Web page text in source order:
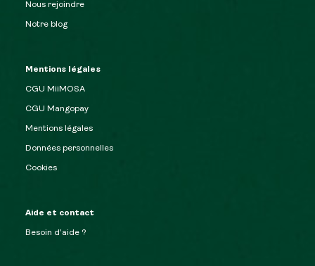
Nous rejoindre
Notre blog
Mentions légales
CGU MiiMOSA
CGU Mangopay
Mentions légales
Données personnelles
Cookies
Aide et contact
Besoin d’aide ?